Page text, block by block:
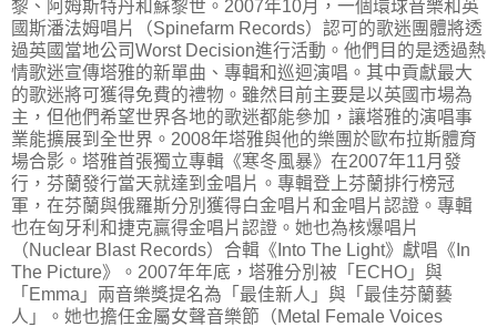
黎、阿姆斯特丹和蘇黎世。2007年10月，一個環球音樂和英
國斯潘法姆唱片（Spinefarm Records）認可的歌迷團體將透
過英國當地公司Worst Decision進行活動。他們目的是透過熱
情歌迷宣傳塔雅的新單曲、專輯和巡迴演唱。其中貢獻最大
的歌迷將可獲得免費的禮物。雖然目前主要是以英國市場為
主，但他們希望世界各地的歌迷都能參加，讓塔雅的演唱事
業能擴展到全世界。2008年塔雅與他的樂團於歐布拉斯體育
場合影。塔雅首張獨立專輯《寒冬風暴》在2007年11月發
行，芬蘭發行當天就達到金唱片。專輯登上芬蘭排行榜冠
軍，在芬蘭與俄羅斯分別獲得白金唱片和金唱片認證。專輯
也在匈牙利和捷克贏得金唱片認證。她也為核爆唱片
（Nuclear Blast Records）合輯《Into The Light》獻唱《In
The Picture》。2007年年底，塔雅分別被「ECHO」與
「Emma」兩音樂獎提名為「最佳新人」與「最佳芬蘭藝
人」。她也擔任金屬女聲音樂節（Metal Female Voices